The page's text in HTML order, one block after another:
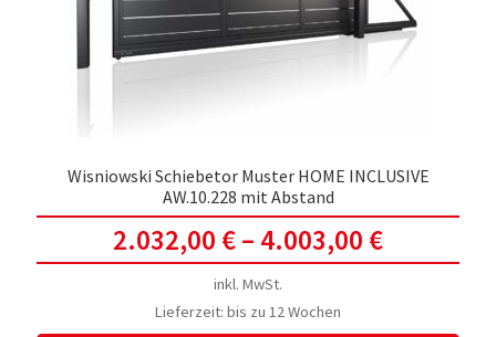
Wisniowski Schiebetor Muster HOME INCLUSIVE
AW.10.228 mit Abstand
2.032,00 €– 4.003,00 €
inkl. MwSt.
Lieferzeit: bis zu 12 Wochen